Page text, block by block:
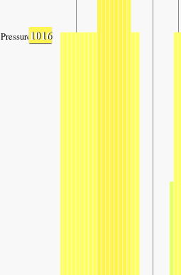
Pressure1016